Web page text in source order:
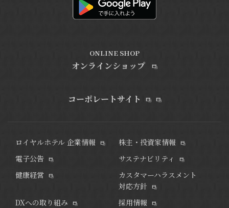
ONLINE SHOP
オンラインショップ
コーポレートサイト
ロイヤルホテル 企業情報
株主・投資家情報
電子公告
サステナビリティ
健康経営
カスタマーハラスメント
対応方針
DXへの取り組み
採用情報